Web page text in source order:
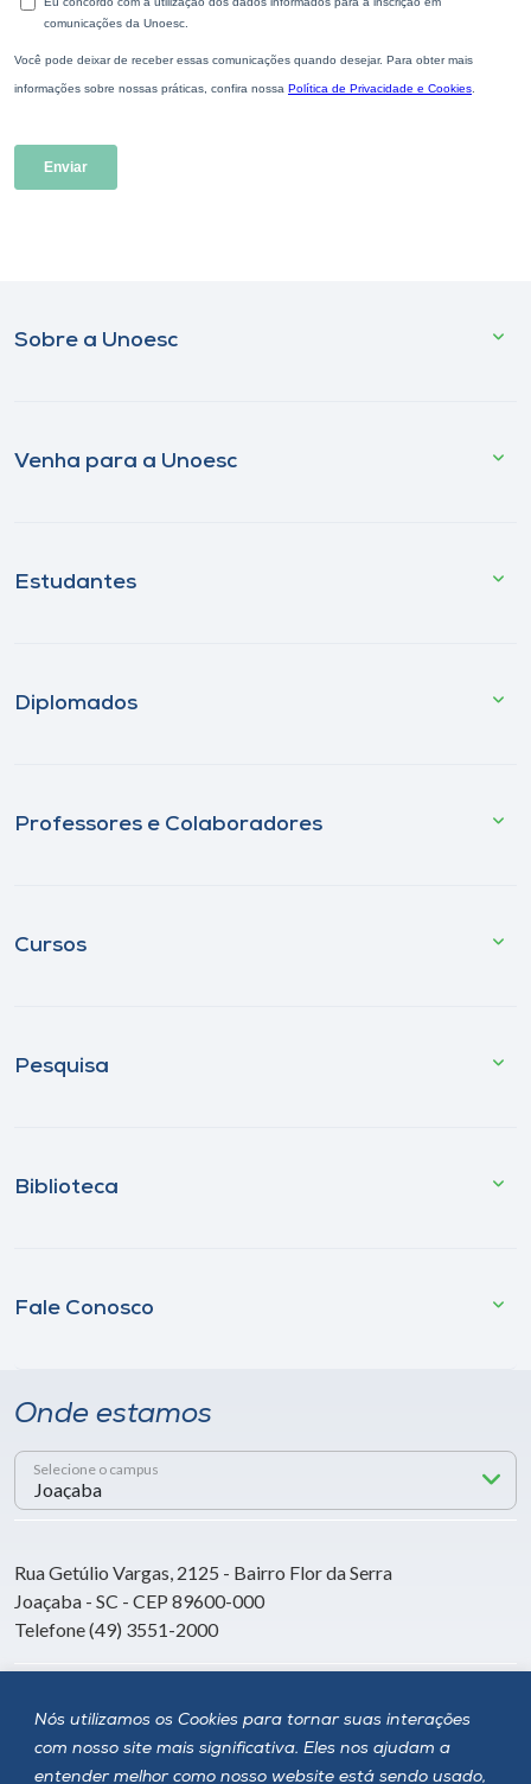
Nós utilizamos os Cookies para tornar suas interações
com nosso site mais significativa. Eles nos ajudam a
entender melhor como nosso website está sendo usado,
Sobre a Unoesc
Venha para a Unoesc
Estudantes
Diplomados
Professores e Colaboradores
Cursos
Pesquisa
Biblioteca
Fale Conosco
Onde estamos
Selecione o campus
Rua Getúlio Vargas, 2125 - Bairro Flor da Serra
Joaçaba - SC - CEP 89600-000
Telefone (49) 3551-2000
Siga a Unoesc